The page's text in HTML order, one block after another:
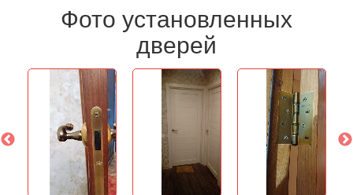
Фото установленных
дверей